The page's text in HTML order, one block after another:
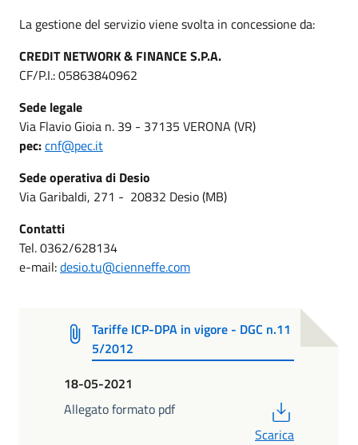
La gestione del servizio viene svolta in concessione da:
CREDIT NETWORK & FINANCE S.P.A.
CF/P.I.:05863840962
Sede legale
Via Flavio Gioia n. 39 - 37135 VERONA (VR)
pec:cnf@pec.it
Sede operativa di Desio
Via Garibaldi, 271 - 20832 Desio (MB)
Contatti
Tel. 0362/628134
e-mail:desio.tu@cienneffe.com
Tariffe ICP-DPA in vigore - DGC n.11
5/2012
18-05-2021
Allegato formato pdf
Scarica